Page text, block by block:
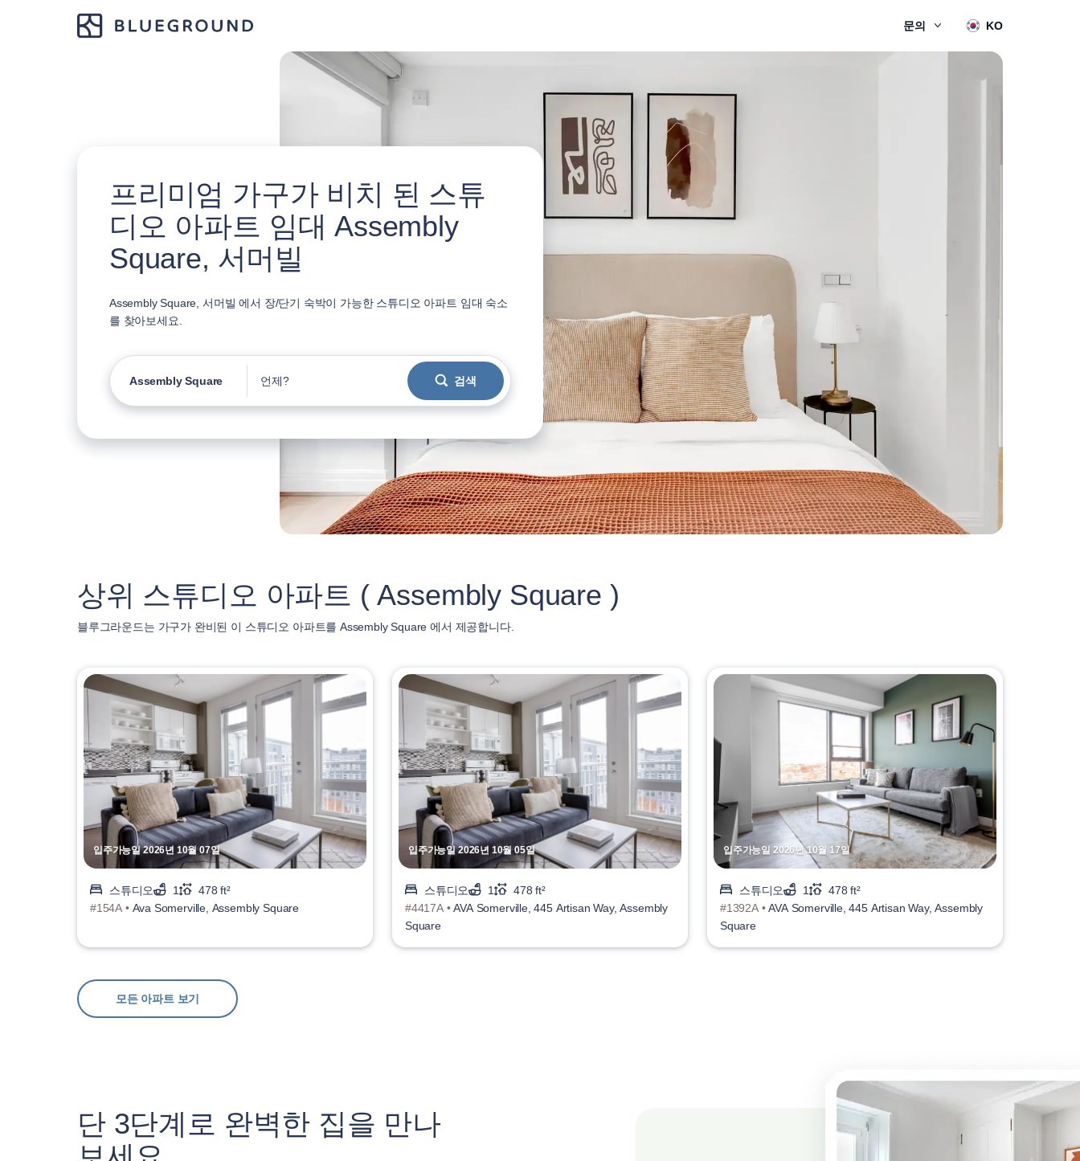
문의 KO
프리미엄 가구가 비치 된 스튜
디오 아파트 임대 Assembly
Square, 서머빌
Assembly Square, 서머빌 에서 장/단기 숙박이 가능한 스튜디오 아파트 임대 숙소
를 찾아보세요.
Assembly Square 언제? 검색
상위 스튜디오 아파트 ( Assembly Square )
블루그라운드는 가구가 완비된 이 스튜디오 아파트를 Assembly Square 에서 제공합니다.
입주가능일 2026년 10월 07일
스튜디오 1
478 ft²
#154A • Ava Somerville, Assembly Square
입주가능일 2026년 10월 05일
스튜디오 1
478 ft²
#4417A •AVA Somerville, 445 Artisan Way, Assembly
Square
입주가능일 2026년 10월 17일
스튜디오 1
478 ft²
#1392A •AVA Somerville, 445 Artisan Way, Assembly
Square
모든 아파트 보기
단 3단계로 완벽한 집을 만나